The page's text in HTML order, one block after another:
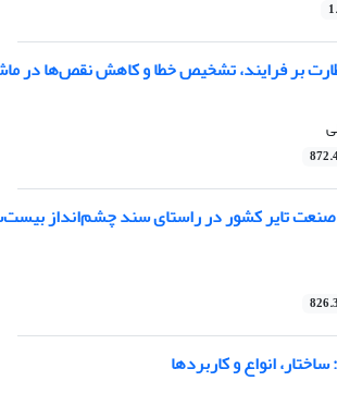
بر فرایند، تشخیص خطا و کاهش نقص‌ها در
صنعت تایر کشور در راستای سند چشم‌انداز
انواع و کاربردها